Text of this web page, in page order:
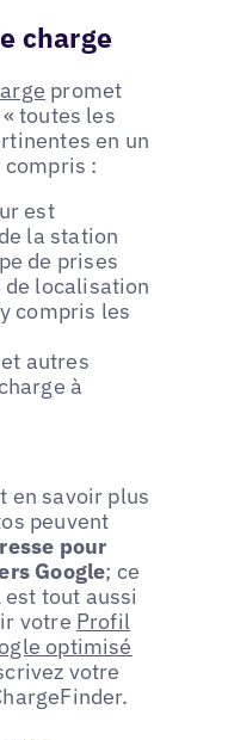
charge
promet
toutes les
en un
compris :
est
la station
de prises
localisation
compris les
autres
à
en savoir plus
peuvent
pour
Google; ce
tout aussi
votre Profil
optimisé
votre